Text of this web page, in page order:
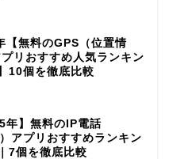
【無料のGPS（位置情
リおすすめ人気ランキン
10個を徹底比較
年】無料のIP電話
）アプリおすすめランキン
7個を徹底比較